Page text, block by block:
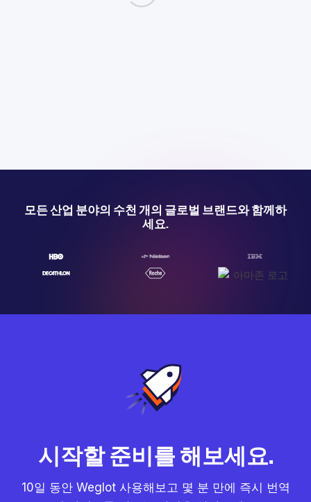
모든 산업 분야의 수천 개의 글로벌 브랜드와 함께하
세요.
시작할 준비를 해보세요.
10일 동안 Weglot 사용해보고 몇 분 만에 즉시 번역